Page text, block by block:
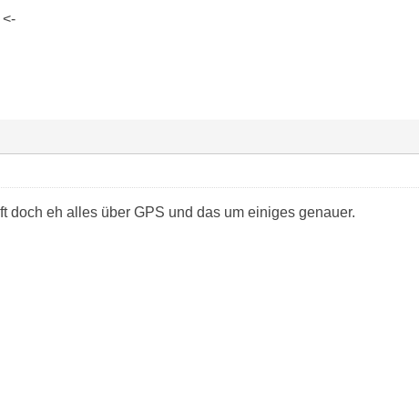
doch eh alles über GPS und das um einiges genauer.